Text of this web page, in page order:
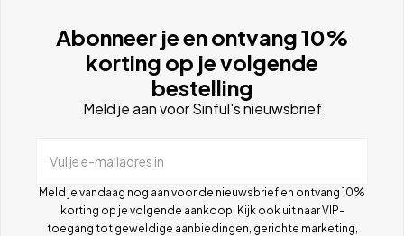
Abonneer je en ontvang 10%
korting op je volgende
bestelling
Meld je aan voor Sinful's nieuwsbrief
Vul je e-mailadres in
Meld je vandaag nog aan voor de nieuwsbrief en ontvang 10%
korting op je volgende aankoop. Kijk ook uit naar VIP-
toegang tot geweldige aanbiedingen, gerichte marketing,